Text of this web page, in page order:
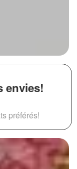
envies!
préférés!